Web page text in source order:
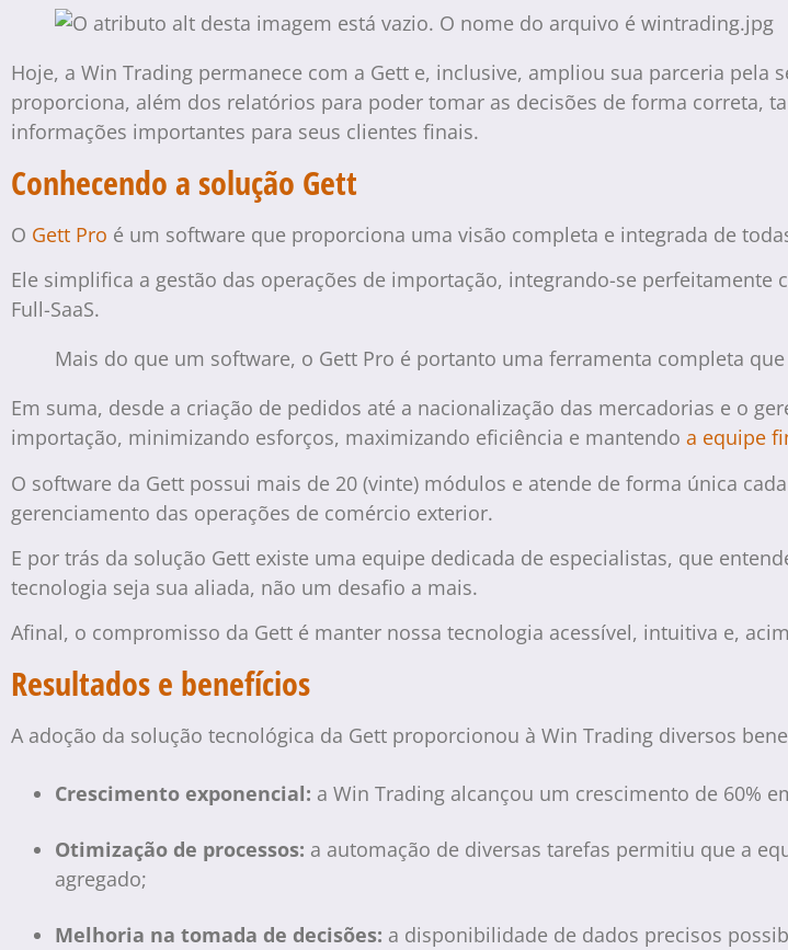
Hoje, a Win Trading permanece com a Gett e, inclusive, ampliou sua parceria
proporciona, além dos relatórios para poder tomar as decisões de forma correta,
informações importantes para seus clientes finais.
Conhecendo a solução Gett
O Gett Pro é um software que proporciona uma visão completa e integrada de
Ele simplifica a gestão das operações de importação, integrando-se perfeitamente
Full-SaaS.
Mais do que um software, o Gett Pro é portanto uma ferramenta completa
Em suma, desde a criação de pedidos até a nacionalização das mercadorias e o
importação, minimizando esforços, maximizando eficiência e mantendo a equipe
O software da Gett possui mais de 20 (vinte) módulos e atende de forma única
gerenciamento das operações de comércio exterior.
E por trás da solução Gett existe uma equipe dedicada de especialistas, que
tecnologia seja sua aliada, não um desafio a mais.
Afinal, o compromisso da Gett é manter nossa tecnologia acessível, intuitiva e,
Resultados e benefícios
A adoção da solução tecnológica da Gett proporcionou à Win Trading diversos
Crescimento exponencial: a Win Trading alcançou um crescimento de 60%
Otimização de processos: a automação de diversas tarefas permitiu que a
agregado;
Melhoria na tomada de decisões: a disponibilidade de dados precisos